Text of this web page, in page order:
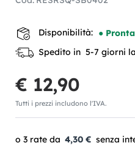
Disponibilità: ●
Spedito in 5-7 giorni
€ 12,90
Tutti i prezzi includono l'IVA.
4,30 €